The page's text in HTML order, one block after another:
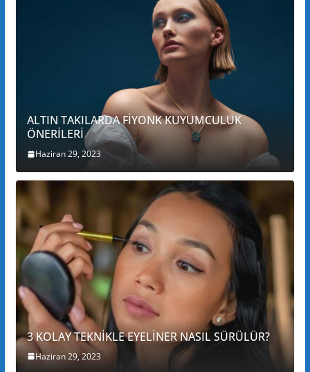
ALTIN TAKILARDA FİYONK KUYUMCULUK
ÖNERİLERİ
Haziran 29, 2023
3 KOLAY TEKNİKLE EYELİNER NASIL SÜRÜLÜR?
Haziran 29, 2023